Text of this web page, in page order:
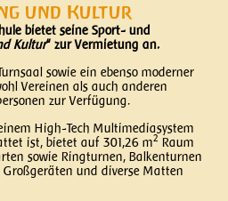
und Kultur
bietet seine Sport- und
Kultur“ zur Vermietung an.
sowie ein ebenso moderner
Vereinen als auch anderen
zur Verfügung.
High-Tech Multimediasystem
ist, bietet auf 301,26m2 Raum
sowie Ringturnen, Balkenturnen
und diverse Matten